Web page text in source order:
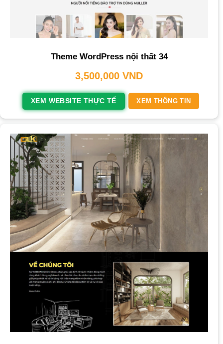
Theme WordPress nội thất 34
3,500,000 VND
XEM WEBSITE THỰC TẾ XEM THÔNG TIN